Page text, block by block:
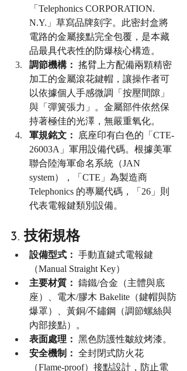
「Telephonics CORPORATION.
N.Y.」草寫品牌刻字。此密封盒將
電路的金屬接點完全包覆，是本藏
品最具代表性的防爆核心構造。
調節機構： 搖臂上方配備兩顆精密
加工的金屬滾花鍵帽，讓操作者可
以依據個人手感微調「按壓間隙」
與「彈簧張力」。金屬部件依然保
持著極佳的光澤，無嚴重氧化。
軍規銘文：
底座印有白色的「CTE-
26003A」軍用設備代碼。根據美軍
聯合陸海軍命名系統（JAN
system），「CTE」為製造商
Telephonics 的專屬代碼，「26」則
代表電報鍵類別設備。
3. 技術規格
設備型式： 手動直鍵式電報鍵
（Manual Straight Key）
主要材質： 鑄鐵/合金（主體與底
座）、電木/膠木 Bakelite（鍵帽與防
爆罩）、黃銅/不鏽鋼（調節螺絲與
內部接點）。
表面處理： 黑色防護性皺紋烤漆。
安全機制： 全封閉式防火花
（Flame-proof）接點設計，防止電